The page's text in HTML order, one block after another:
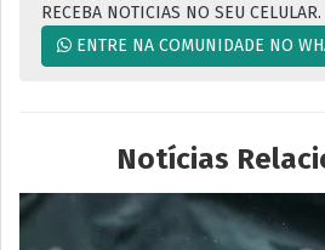
RECEBA NOTICIAS NO SEU CELULAR.
ENTRE NA COMUNIDADE NO
Notícias